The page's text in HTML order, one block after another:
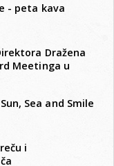
- peta kava
Dražena
Meetinga u
Sea and Smile
i